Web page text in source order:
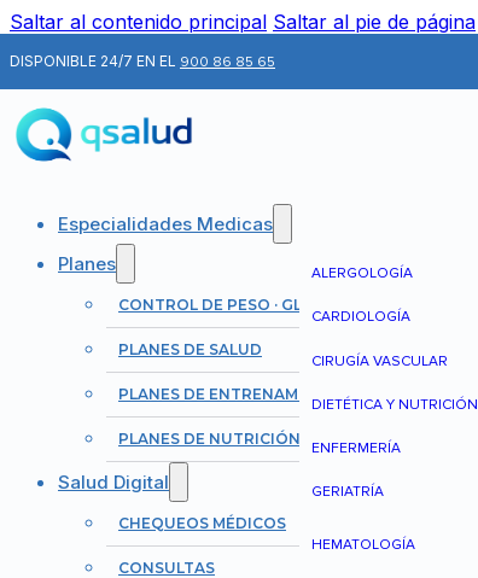
Saltar al contenido principal Saltar al pie de página
DISPONIBLE 24/7 EN EL 900 86 85 65
Especialidades Medicas
ALERGOLOGÍA
CARDIOLOGÍA
CIRUGÍA VASCULAR
DIETÉTICA Y NUTRICIÓN
ENFERMERÍA
GERIATRÍA
HEMATOLOGÍA
Planes
CONTROL DE PESO · GLP-1
PLANES DE SALUD
PLANES DE ENTRENAMIENTO
PLANES DE NUTRICIÓN
Salud Digital
CHEQUEOS MÉDICOS
CONSULTAS